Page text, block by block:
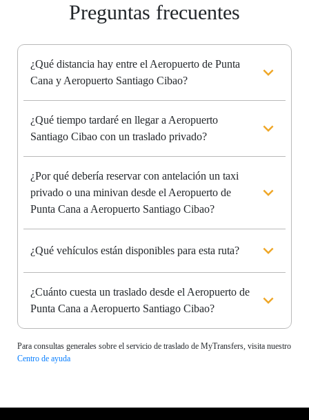
Preguntas frecuentes
¿Qué distancia hay entre el Aeropuerto de Punta
Cana y Aeropuerto Santiago Cibao?
¿Qué tiempo tardaré en llegar a Aeropuerto
Santiago Cibao con un traslado privado?
¿Por qué debería reservar con antelación un taxi
privado o una minivan desde el Aeropuerto de
Punta Cana a Aeropuerto Santiago Cibao?
¿Qué vehículos están disponibles para esta ruta?
¿Cuánto cuesta un traslado desde el Aeropuerto de
Punta Cana a Aeropuerto Santiago Cibao?
Para consultas generales sobre el servicio de traslado de MyTransfers, visita nuestro
Centro de ayuda